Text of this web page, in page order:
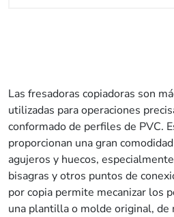
Las fresadoras copiadoras son
utilizadas para operaciones
conformado de perfiles de PVC.
proporcionan una gran
agujeros y huecos,
bisagras y otros puntos de
por copia permite mecanizar los
una plantilla o molde original, de